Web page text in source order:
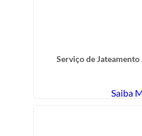
Serviço de
Saiba